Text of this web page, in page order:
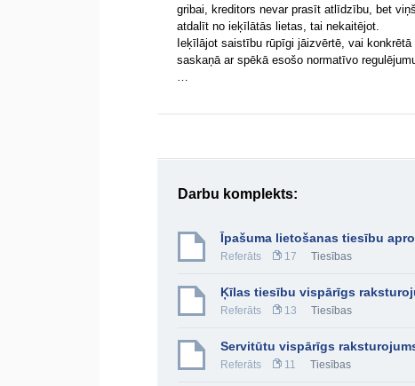
gribai, kreditors nevar prasīt atlīdzību, bet
atdalīt no ieķīlātās lietas, tai nekaitējot.
Ieķīlājot saistību rūpīgi jāizvērtē, vai
saskaņā ar spēkā esošo normatīvo
…
Darbu komplekts:
Īpašuma lietošanas tiesību
Referāts 17 Tiesības
Ķīlas tiesību vispārīgs
Referāts 13 Tiesības
Servitūtu vispārīgs
Referāts 11 Tiesības